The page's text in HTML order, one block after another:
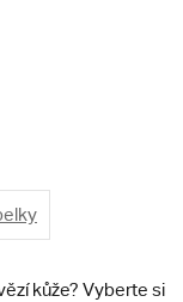
kůže? Vyberte si